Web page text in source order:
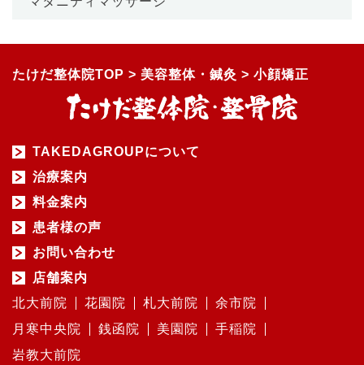
たけだ整体院TOP > 美容整体・鍼灸 > 小顔矯正
TAKEDAGROUPについて
治療案内
料金案内
患者様の声
お問い合わせ
店舗案内
北大前院
花園院 札大前院
余市院
月寒中央院
銭函院 美園院
手稲院
岩教大前院